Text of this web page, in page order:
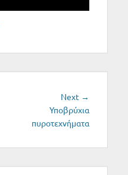
Next →
Υποβρύχια
πυροτεχνήματα